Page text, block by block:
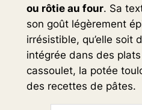
ou rôtie au four. Sa
son goût légèrement
irrésistible, qu’elle soit
intégrée dans des
cassoulet, la potée
des recettes de pâtes.